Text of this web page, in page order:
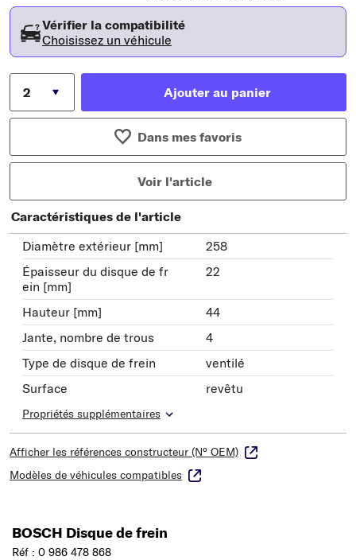
Vérifier la compatibilité
Choisissez un véhicule
Ajouter au panier
Dans mes favoris
Voir l'article
Caractéristiques de l'article
Diamètre extérieur [mm]
258
Épaisseur du disque de fr
ein [mm]
22
Hauteur [mm]
44
Jante, nombre de trous
4
Type de disque de frein
ventilé
Surface
revêtu
Propriétés supplémentaires
Afficher les références constructeur (N° OEM)
Modèles de véhicules compatibles
BOSCH Disque de frein
Réf : 0 986 478 868